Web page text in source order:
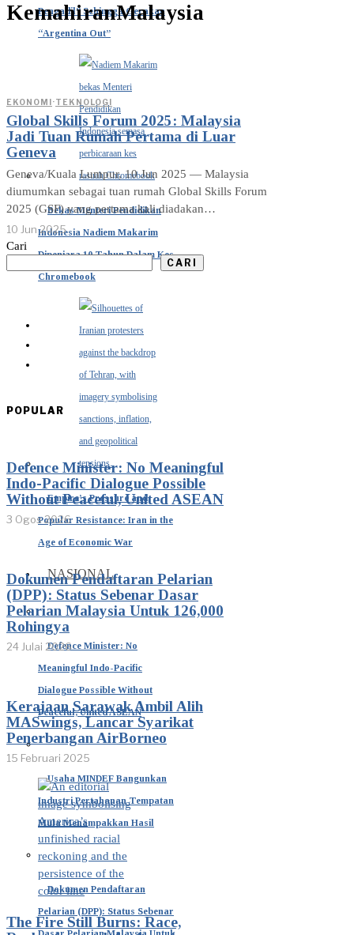
Pengadil” Sehingga Gerakan
“Argentina Out”
Bekas Menteri Pendidikan
Indonesia Nadiem Makarim
Dipenjara 10 Tahun Dalam Kes
Chromebook
Empire’s Pressure and
Popular Resistance: Iran in the
Age of Economic War
NASIONAL
Defence Minister: No
Meaningful Indo-Pacific
Dialogue Possible Without
Peaceful, United ASEAN
Usaha MINDEF Bangunkan
Industri Pertahanan Tempatan
Mula Menampakkan Hasil
Dokumen Pendaftaran
Pelarian (DPP): Status Sebenar
KemahiranMalaysia
EKONOMI ·TEKNOLOGI
Global Skills Forum 2025: Malaysia
Jadi Tuan Rumah Pertama di Luar
Geneva
Geneva/Kuala Lumpur, 10 Jun 2025 — Malaysia
diumumkan sebagai tuan rumah Global Skills Forum
2025 (GSF) yang pertama kali diadakan…
10 Jun 2025
Cari
CARI
POPULAR
Defence Minister: No Meaningful
Indo-Pacific Dialogue Possible
Without Peaceful, United ASEAN
3 Ogos 2026
Dokumen Pendaftaran Pelarian
(DPP): Status Sebenar Dasar
Pelarian Malaysia Untuk 126,000
Rohingya
24 Julai 2026
Kerajaan Sarawak Ambil Alih
MASwings, Lancar Syarikat
Penerbangan AirBorneo
15 Februari 2025
The Fire Still Burns: Race,